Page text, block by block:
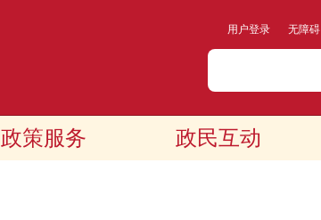
用户登录 无障碍
政策服务 政民互动